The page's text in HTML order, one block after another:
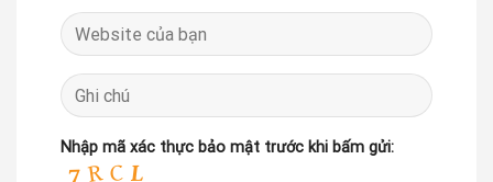
Nhập mã xác thực bảo mật trước khi bấm gửi: